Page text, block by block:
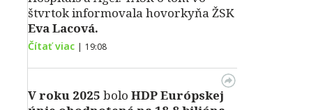
štvrtok informovala hovorkyňa ŽSK
Eva Lacová.
Čítať viac | 19:08
V roku 2025 bolo HDPEurópskej